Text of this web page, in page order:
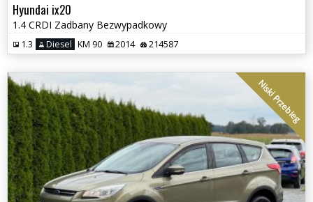
Hyundai ix20
1.4 CRDI Zadbany Bezwypadkowy
1.3 Diesel KM 90 2014 214587
Niski Przebieg